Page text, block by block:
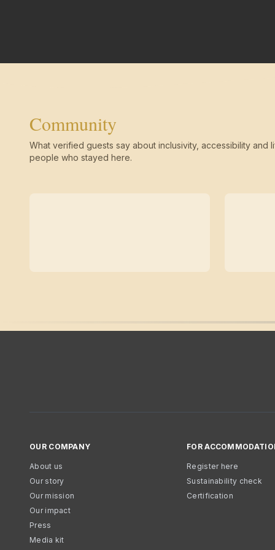
Community
What verified guests say about inclusivity, accessibility and
people who stayed here.
OUR COMPANY
About us
Our story
Our mission
Our impact
Press
Media kit
FOR
Register here
Sustainability check
Certification